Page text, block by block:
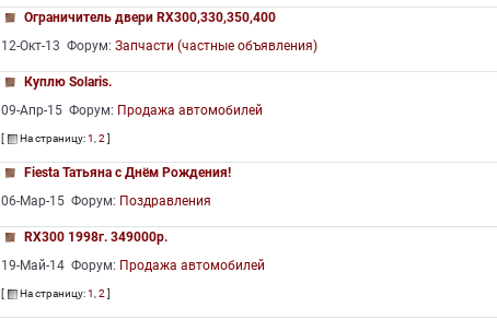
Ограничитель двери RX300,330,350,400
12-Окт-13 Форум:Запчасти (частные объявления)
Куплю Solaris.
09-Апр-15 Форум: Продажа автомобилей
[ На страницу:1,2]
Fiesta Татьяна с Днём Рождения!
06-Мар-15 Форум: Поздравления
RX300 1998г. 349000р.
19-Май-14 Форум: Продажа автомобилей
[ На страницу:1,2]